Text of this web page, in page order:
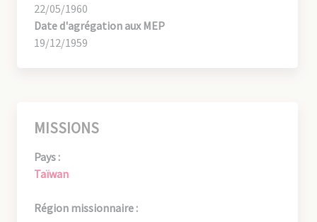
22/05/1960
Date d'agrégation aux MEP
19/12/1959
MISSIONS
Pays :
Taïwan
Région missionnaire :